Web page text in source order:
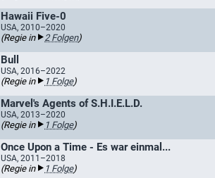
Hawaii Five-0
USA, 2010–2020
(Regie in 2 Folgen)
Bull
USA, 2016–2022
(Regie in 1 Folge)
Marvel's Agents of S.H.I.E.L.D.
USA, 2013–2020
(Regie in 1 Folge)
Once Upon a Time - Es war einmal...
USA, 2011–2018
(Regie in 1 Folge)